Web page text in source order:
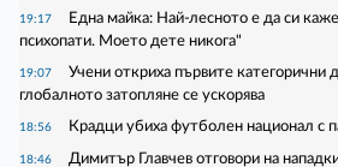
19:17
Една майка: Най-лесното е да си
психопати. Моето дете никога"
19:07
Учени откриха първите категорични
глобалното затопляне се ускорява
18:56 Крадци убиха футболен национал с
18:46
Димитър Главчев отговори на